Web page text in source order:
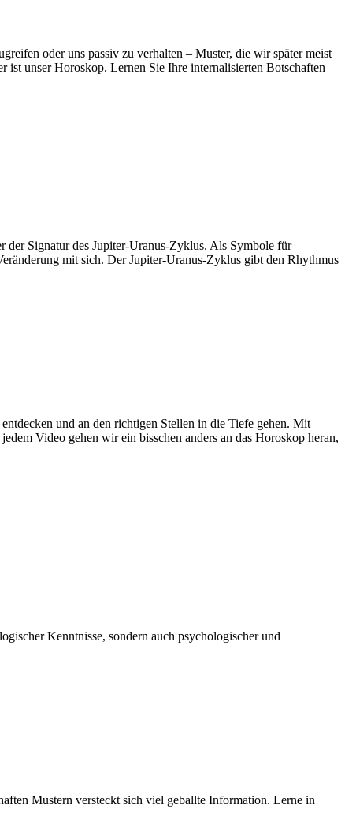
oder uns passiv zu verhalten – Muster, die wir später meist
ist unser Horoskop. Lernen Sie Ihre internalisierten Botschaften
der Signatur des Jupiter-Uranus-Zyklus. Als Symbole für
mit sich. Der Jupiter-Uranus-Zyklus gibt den Rhythmus
und an den richtigen Stellen in die Tiefe gehen. Mit
Video gehen wir ein bisschen anders an das Horoskop heran,
Kenntnisse, sondern auch psychologischer und
Mustern versteckt sich viel geballte Information. Lerne in